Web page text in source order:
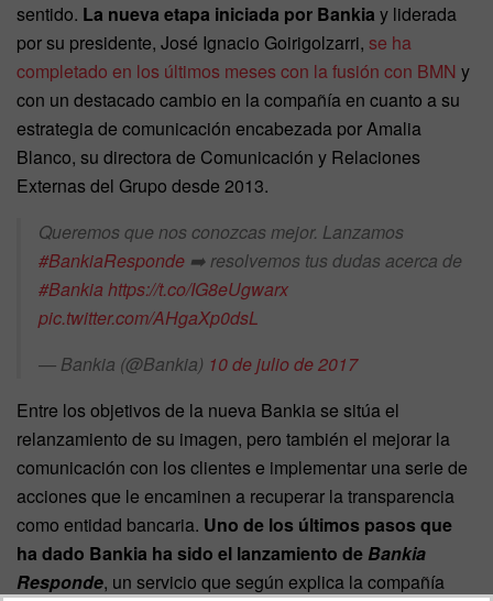
sentido. La nueva etapa iniciada por Bankia y liderada
por su presidente, José Ignacio Goirigolzarri, se ha
completado en los últimos meses con la fusión con BMN y
con un destacado cambio en la compañía en cuanto a su
estrategia de comunicación encabezada por Amalia
Blanco, su directora de Comunicación y Relaciones
Externas del Grupo desde 2013.
Queremos que nos conozcas mejor. Lanzamos
#BankiaResponde ➡️ resolvemos tus dudas acerca de
#Bankia https://t.co/IG8eUgwarx
pic.twitter.com/AHgaXp0dsL
— Bankia (@Bankia) 10 de julio de 2017
Entre los objetivos de la nueva Bankia se sitúa el
relanzamiento de su imagen, pero también el mejorar la
comunicación con los clientes e implementar una serie de
acciones que le encaminen a recuperar la transparencia
como entidad bancaria. Uno de los últimos pasos que
ha dado Bankia ha sido el lanzamiento de Bankia
Responde, un servicio que según explica la compañía